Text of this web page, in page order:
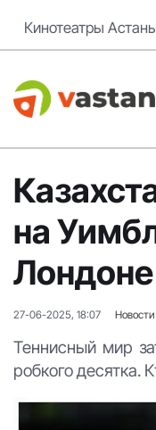
Кинотеатры
на
Лондоне
27-06-2025, 18:07
Теннисный мир
робкого десятка.